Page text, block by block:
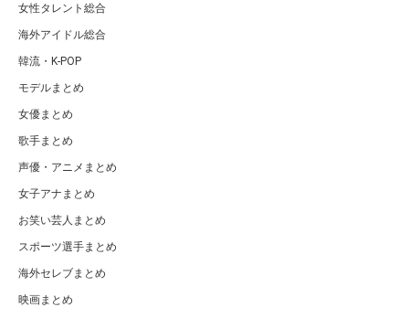
女性タレント総合
海外アイドル総合
韓流・K-POP
モデルまとめ
女優まとめ
歌手まとめ
声優・アニメまとめ
女子アナまとめ
お笑い芸人まとめ
スポーツ選手まとめ
海外セレブまとめ
映画まとめ